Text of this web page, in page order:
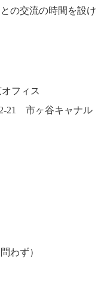
の交流の時間を設け
フィス
2-21 市ヶ谷キャナル
わず）